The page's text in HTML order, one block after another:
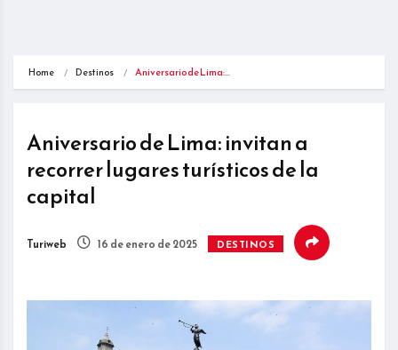
Home Destinos Aniversario de Lima:…
Aniversario de Lima: invitan a
recorrer lugares turísticos de la
capital
Turiweb 16 de enero de 2025 DESTINOS